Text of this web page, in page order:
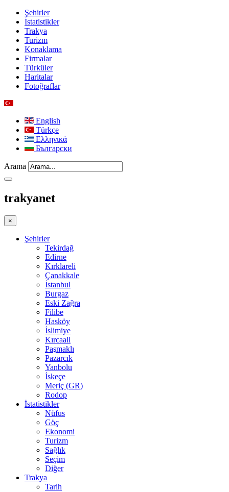
Şehirler
İstatistikler
Trakya
Turizm
Konaklama
Firmalar
Türküler
Haritalar
Fotoğraflar
English
Türkçe
Ελληνικά
Български
Arama
trakyanet
×
Şehirler
Tekirdağ
Edirne
Kırklareli
Çanakkale
İstanbul
Burgaz
Eski Zağra
Filibe
Hasköy
İslimiye
Kırcaali
Paşmaklı
Pazarcık
Yanbolu
İskeçe
Meriç (GR)
Rodop
İstatistikler
Nüfus
Göç
Ekonomi
Turizm
Sağlık
Seçim
Diğer
Trakya
Tarih